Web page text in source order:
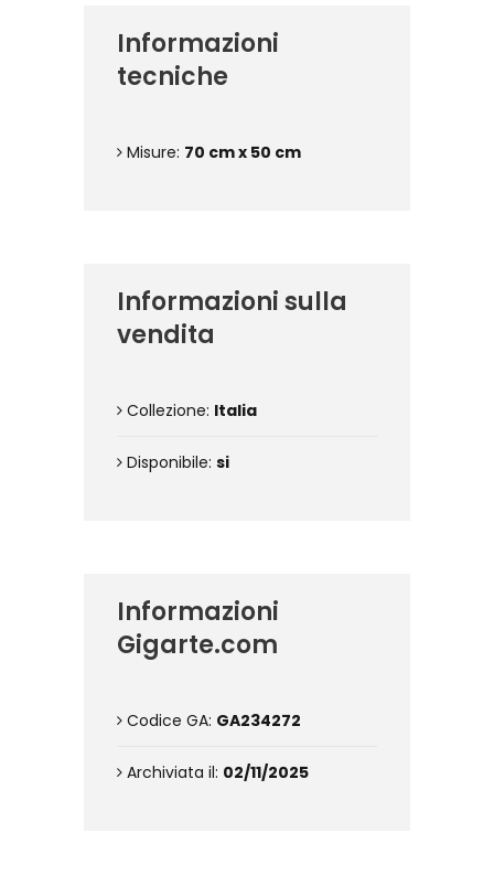
Informazioni
tecniche
Misure: 70 cm x 50 cm
Informazioni sulla
vendita
Collezione: Italia
Disponibile: si
Informazioni
Gigarte.com
Codice GA: GA234272
Archiviata il: 02/11/2025